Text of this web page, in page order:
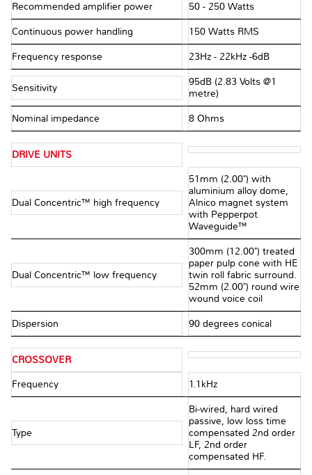
Recommended amplifier power 50 - 250 Watts
Continuous power handling 150 Watts RMS
Frequency response 23Hz - 22kHz -6dB
Sensitivity
95dB (2.83 Volts @1
metre)
Nominal impedance 8 Ohms
DRIVE UNITS
Dual Concentric™ high frequency
51mm (2.00") with
aluminium alloy dome,
Alnico magnet system
with Pepperpot
Waveguide™
Dual Concentric™ low frequency
300mm (12.00") treated
paper pulp cone with HE
twin roll fabric surround.
52mm (2.00") round wire
wound voice coil
Dispersion 90 degrees conical
CROSSOVER
Frequency 1.1kHz
Type
Bi-wired, hard wired
passive, low loss time
compensated 2nd order
LF, 2nd order
compensated HF.